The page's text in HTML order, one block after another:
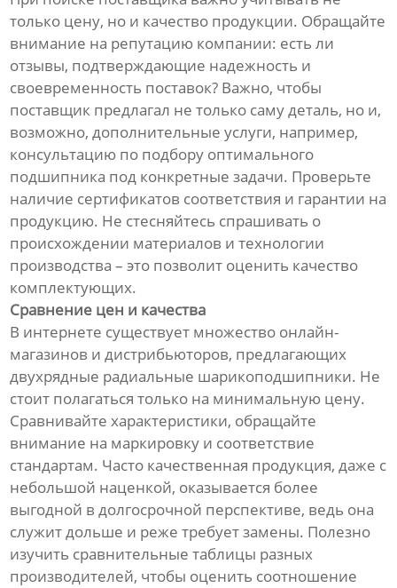
только цену, но и качество продукции. Обращайте
внимание на репутацию компании: есть ли
отзывы, подтверждающие надежность и
своевременность поставок? Важно, чтобы
поставщик предлагал не только саму деталь, но и,
возможно, дополнительные услуги, например,
консультацию по подбору оптимального
подшипника под конкретные задачи. Проверьте
наличие сертификатов соответствия и гарантии на
продукцию. Не стесняйтесь спрашивать о
происхождении материалов и технологии
производства – это позволит оценить качество
комплектующих.
Сравнение цен и качества
В интернете существует множество онлайн-
магазинов и дистрибьюторов, предлагающих
двухрядные радиальные шарикоподшипники. Не
стоит полагаться только на минимальную цену.
Сравнивайте характеристики, обращайте
внимание на маркировку и соответствие
стандартам. Часто качественная продукция, даже с
небольшой наценкой, оказывается более
выгодной в долгосрочной перспективе, ведь она
служит дольше и реже требует замены. Полезно
изучить сравнительные таблицы разных
производителей, чтобы оценить соотношение